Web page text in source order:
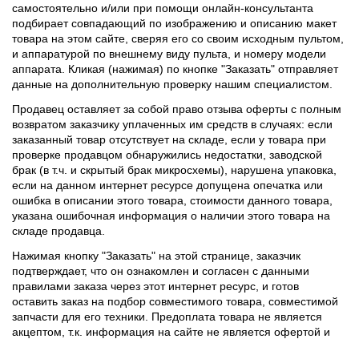
самостоятельно и/или при помощи онлайн-консультанта
подбирает совпадающий по изображению и описанию макет
товара на этом сайте, сверяя его со своим исходным пультом,
и аппаратурой по внешнему виду пульта, и номеру модели
аппарата. Кликая (нажимая) по кнопке "Заказать" отправляет
данные на дополнительную проверку нашим специалистом.
Продавец оставляет за собой право отзыва оферты с полным
возвратом заказчику уплаченных им средств в случаях: если
заказанный товар отсутствует на складе, если у товара при
проверке продавцом обнаружились недостатки, заводской
брак (в т.ч. и скрытый брак микросхемы), нарушена упаковка,
если на данном интернет ресурсе допущена опечатка или
ошибка в описании этого товара, стоимости данного товара,
указана ошибочная информация о наличии этого товара на
складе продавца.
Нажимая кнопку "Заказать" на этой странице, заказчик
подтверждает, что он ознакомлен и согласен с данными
правилами заказа через этот интернет ресурс, и готов
оставить заказ на подбор совместимого товара, совместимой
запчасти для его техники. Предоплата товара не является
акцептом, т.к. информация на сайте не является офертой и